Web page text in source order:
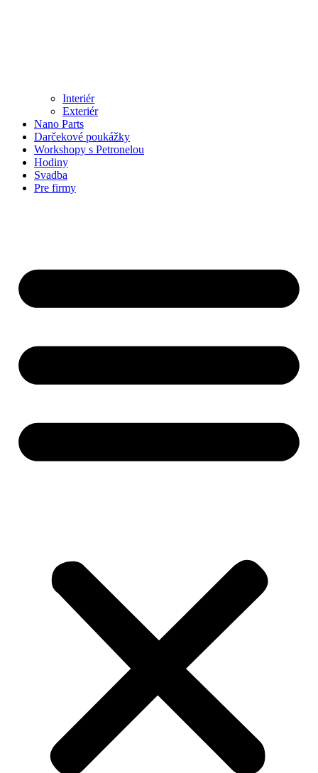
Interiér
Exteriér
Nano Parts
Darčekové poukážky
Workshopy s Petronelou
Hodiny
Svadba
Pre firmy